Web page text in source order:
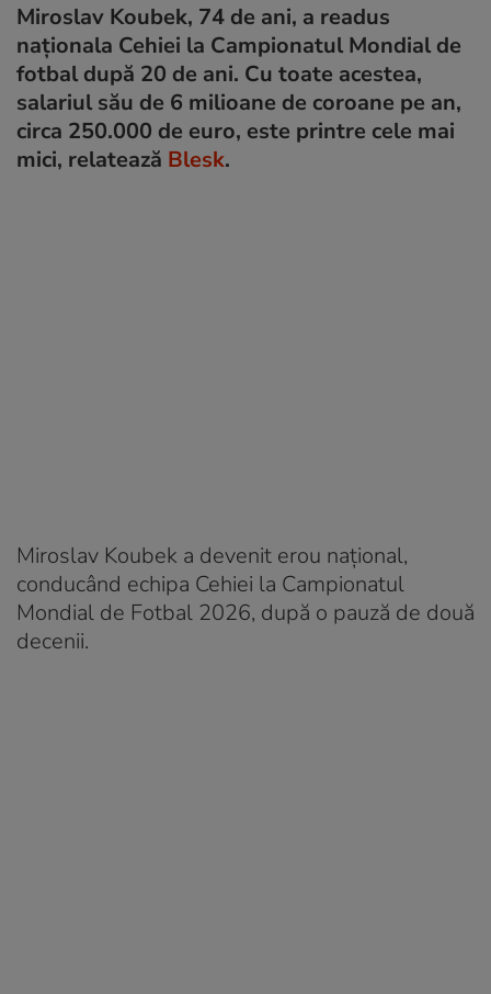
Miroslav Koubek, 74 de ani, a readus
naționala Cehiei la Campionatul Mondial de
fotbal după 20 de ani. Cu toate acestea,
salariul său de 6 milioane de coroane pe an,
circa 250.000 de euro, este printre cele mai
mici, relatează Blesk.
Miroslav Koubek a devenit erou național,
conducând echipa Cehiei la Campionatul
Mondial de Fotbal 2026, după o pauză de două
decenii.